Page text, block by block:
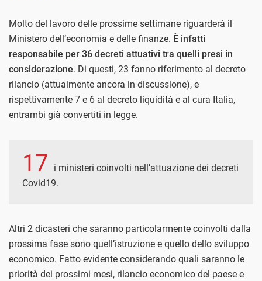
Molto del lavoro delle prossime settimane riguarderà il
Ministero dell’economia e delle finanze. È infatti
responsabile per 36 decreti attuativi tra quelli presi in
considerazione. Di questi, 23 fanno riferimento al decreto
rilancio (attualmente ancora in discussione), e
rispettivamente 7 e 6 al decreto liquidità e al cura Italia,
entrambi già convertiti in legge.
17
i ministeri coinvolti nell’attuazione dei decreti
Covid19.
Altri 2 dicasteri che saranno particolarmente coinvolti dalla
prossima fase sono quell’istruzione e quello dello sviluppo
economico. Fatto evidente considerando quali saranno le
priorità dei prossimi mesi, rilancio economico del paese e